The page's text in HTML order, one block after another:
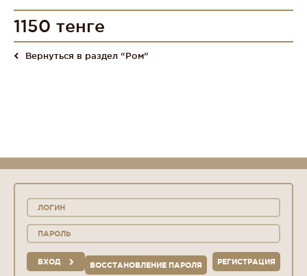
1150 тенге
Вернуться в раздел “Ром”
ВХОД РЕГИСТРАЦИЯ
ВОССТАНОВЛЕНИЕ ПАРОЛЯ